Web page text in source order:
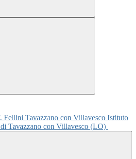
Istituto
di Tavazzano con Villavesco (LO)